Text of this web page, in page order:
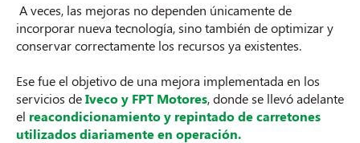
A veces, las mejoras no dependen únicamente de
incorporar nueva tecnología, sino también de optimizar y
conservar correctamente los recursos ya existentes.
Ese fue el objetivo de una mejora implementada en los
servicios deIveco y FPT Motores, donde se llevó adelante
el reacondicionamiento y repintado de carretones
utilizados diariamente en operación.